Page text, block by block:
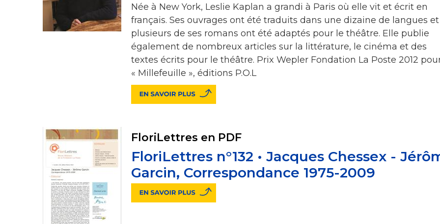
Née à New York, Leslie Kaplan a grandi à Paris où elle vit et écrit en
français. Ses ouvrages ont été traduits dans une dizaine de langues et
plusieurs de ses romans ont été adaptés pour le théâtre. Elle publie
également de nombreux articles sur la littérature, le cinéma et des
textes écrits pour le théâtre. Prix Wepler Fondation La Poste 2012
« Millefeuille », éditions P.O.L
FloriLettres en PDF
FloriLettres n°132 • Jacques Chessex -
Garcin, Correspondance 1975-2009